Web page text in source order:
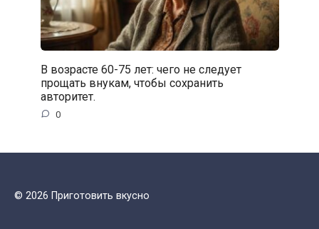
В возрасте 60-75 лет: чего не следует
прощать внукам, чтобы сохранить
авторитет.
0
© 2026 Приготовить вкусно